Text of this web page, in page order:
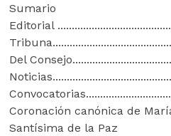
Sumario
Editorial
Del
Coronación canónica de
Santísima de la Paz